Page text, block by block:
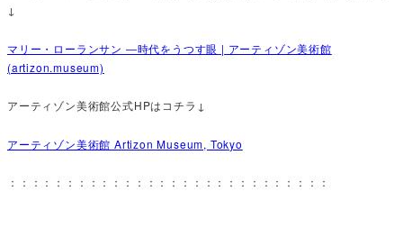
↓
マリー・ローランサン ―時代をうつす眼 | アーティゾン美術館
(artizon.museum)
アーティゾン美術館公式HPはコチラ↓
アーティゾン美術館 Artizon Museum, Tokyo
：：：：：：：：：：：：：：：：：：：：：：：：：：：：